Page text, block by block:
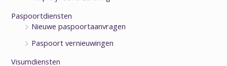
Paspoortdiensten
Nieuwe paspoortaanvragen
Paspoort vernieuwingen
Visumdiensten